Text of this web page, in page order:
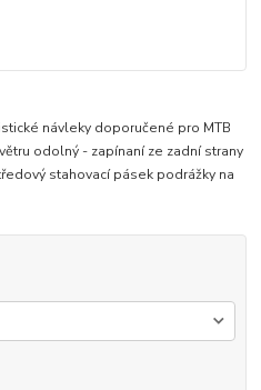
návleky doporučené pro MTB
odolný - zapínaní ze zadní strany
stahovací pásek podrážky na